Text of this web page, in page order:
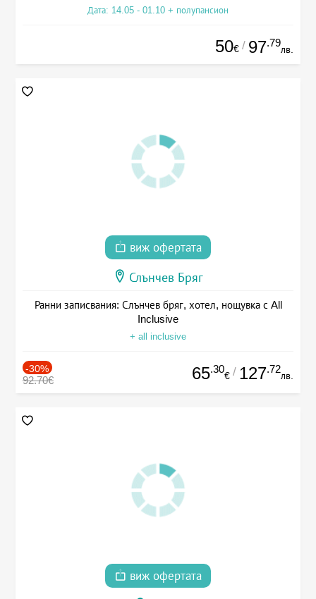
Дата: 14.05 - 01.10 + полупансион
50€ / 97.79
лв.
виж офертата
Слънчев Бряг
Ранни записвания: Слънчев бряг, хотел, нощувка с All
Inclusive
+ all inclusive
-30%
92.70€ 65.30
€ / 127.72
лв.
виж офертата